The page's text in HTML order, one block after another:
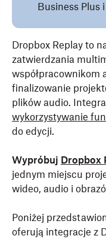
Business Plus
Dropbox Replay to
zatwierdzania
współpracownikom
finalizowanie
plików audio.
wykorzystywanie
do edycji.
Wypróbuj Dropbox
jednym miejscu
wideo, audio i
Poniżej
oferują integracje z